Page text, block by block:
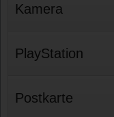
Kamera
PlayStation
Postkarte